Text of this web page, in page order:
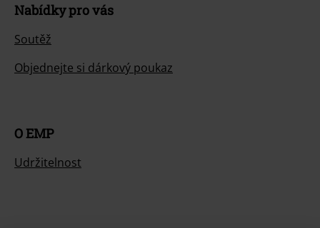
Nabídky pro vás
Soutěž
Objednejte si dárkový poukaz
O EMP
Udržitelnost